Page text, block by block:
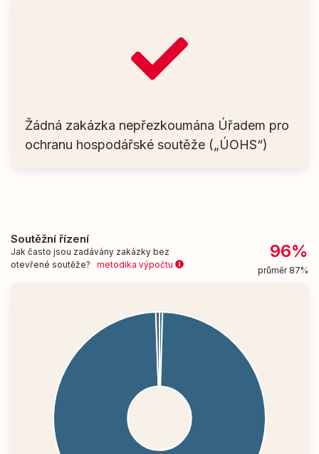
Žádná zakázka nepřezkoumána Úřadem pro
ochranu hospodářské soutěže („ÚOHS“)
Soutěžní řízení
Jak často jsou zadávány zakázky bez
otevřené soutěže? metodika výpočtu
96%
průměr 87%